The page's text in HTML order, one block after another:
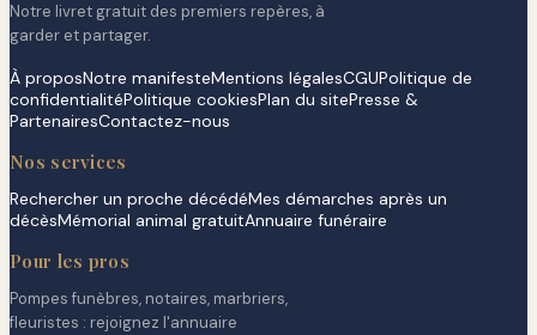
Notre livret gratuit des premiers repères, à
garder et partager.
À proposNotre manifesteMentions légalesCGUPolitique de
confidentialitéPolitique cookiesPlan du sitePresse &
PartenairesContactez-nous
Nos services
Rechercher un proche décédéMes démarches après un
décèsMémorial animal gratuitAnnuaire funéraire
Pour les pros
Pompes funèbres, notaires, marbriers,
fleuristes : rejoignez l'annuaire